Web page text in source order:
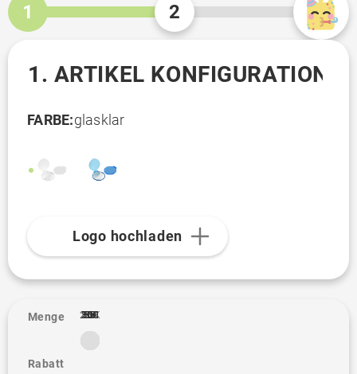
1 2
1. ARTIKEL KONFIGURATION
FARBE:glasklar
Logo hochladen
Menge
Rabatt
1
50
100
250
300
500
1K
2.5K
3K
5K
10K
20K